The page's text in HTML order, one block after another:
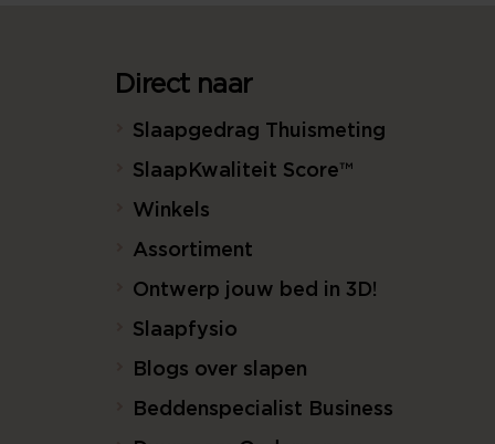
Direct naar
Slaapgedrag Thuismeting
SlaapKwaliteit Score™
Winkels
Assortiment
Ontwerp jouw bed in 3D!
Slaapfysio
Blogs over slapen
Beddenspecialist Business